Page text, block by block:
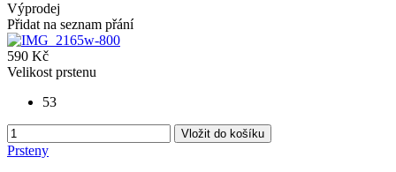
Výprodej
Přidat na seznam přání
590 Kč
Velikost prstenu
53
Vložit do košíku
Prsteny